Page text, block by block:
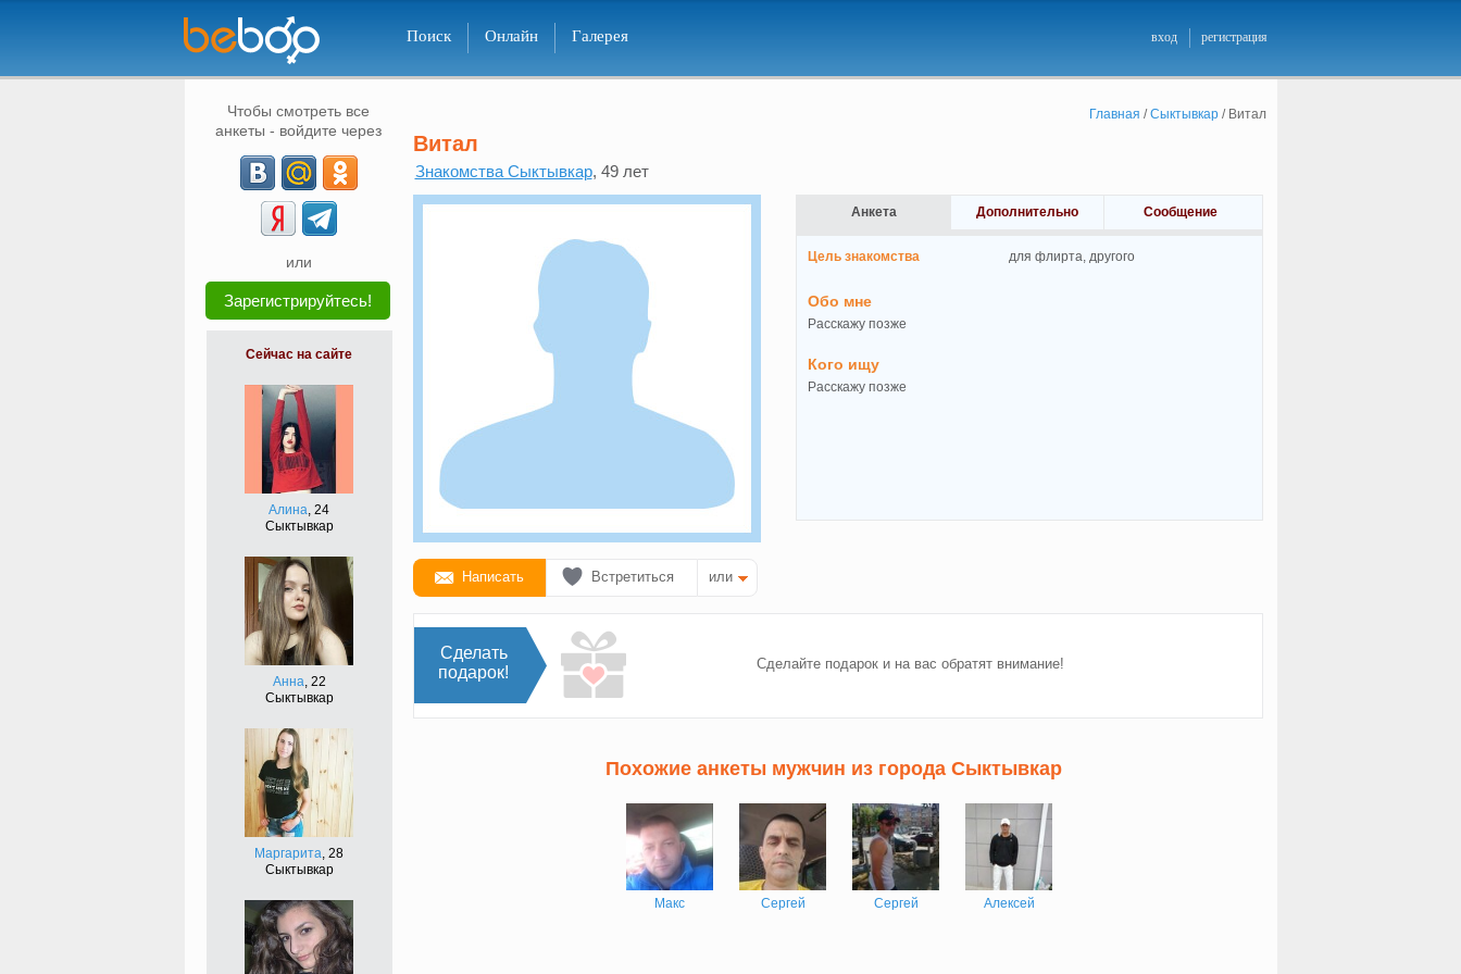
Поиск Онлайн Галерея вход регистрация
Чтобы смотреть все
анкеты - войдите через
или
Зарегистрируйтесь!
Сейчас на сайте
Алина, 24
Сыктывкар
Анна, 22
Сыктывкар
Маргарита, 28
Сыктывкар
Главная /Сыктывкар/ Витал
Витал
Знакомства Сыктывкар, 49 лет
Написать Встретиться или
Анкета Дополнительно Сообщение
Цель знакомства для флирта, другого
Обо мне
Расскажу позже
Кого ищу
Расскажу позже
Сделать
подарок!
Сделайте подарок и на вас обратят внимание!
Похожие анкеты мужчин из города Сыктывкар
Макс Сергей Сергей Алексей